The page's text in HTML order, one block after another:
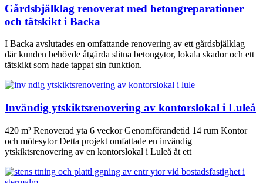
Gårdsbjälklag renoverat med betongreparationer
och tätskikt i Backa
I Backa avslutades en omfattande renovering av ett gårdsbjälklag
där kunden behövde åtgärda slitna betongytor, lokala skador och ett
tätskikt som hade tappat sin funktion.
Invändig ytskiktsrenovering av kontorslokal i Luleå
420 m² Renoverad yta 6 veckor Genomförandetid 14 rum Kontor
och mötesytor Detta projekt omfattade en invändig
ytskiktsrenovering av en kontorslokal i Luleå åt ett